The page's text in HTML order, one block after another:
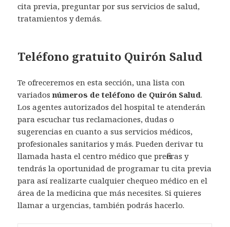
cita previa, preguntar por sus servicios de salud,
tratamientos y demás.
Teléfono gratuito Quirón Salud
Te ofreceremos en esta sección, una lista con
variadosnúmeros de teléfono de Quirón Salud.
Los agentes autorizados del hospital te atenderán
para escuchar tus reclamaciones, dudas o
sugerencias en cuanto a sus servicios médicos,
profesionales sanitarios y más. Pueden derivar tu
llamada hasta el centro médico que prefieras y
tendrás la oportunidad de programar tu cita previa
para así realizarte cualquier chequeo médico en el
área de la medicina que más necesites. Si quieres
llamar a urgencias, también podrás hacerlo.